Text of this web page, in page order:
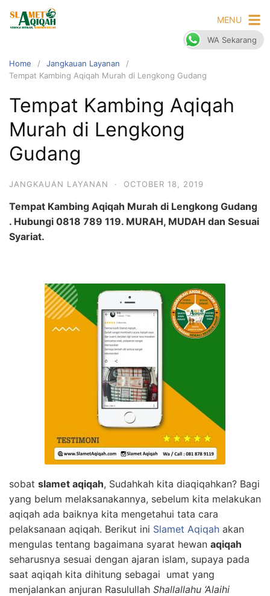
MENU
Home
Jangkauan Layanan
Tempat Kambing Aqiqah Murah di Lengkong Gudang
Tempat Kambing Aqiqah
Murah di Lengkong
Gudang
JANGKAUAN LAYANAN · OCTOBER 18, 2019
Tempat Kambing Aqiqah Murah di Lengkong Gudang
. Hubungi 0818 789 119. MURAH, MUDAH dan Sesuai
Syariat.
sobat slamet aqiqah, Sudahkah kita diaqiqahkan? Bagi
yang belum melaksanakannya, sebelum kita melakukan
aqiqah ada baiknya kita mengetahui tata cara
pelaksanaan aqiqah. Berikut ini Slamet Aqiqah akan
mengulas tentang bagaimana syarat hewan aqiqah
seharusnya sesuai dengan ajaran islam, supaya pada
saat aqiqah kita dihitung sebagai umat yang
menjalankan anjuran Rasulullah Shallallahu ‘Alaihi
WA Sekarang